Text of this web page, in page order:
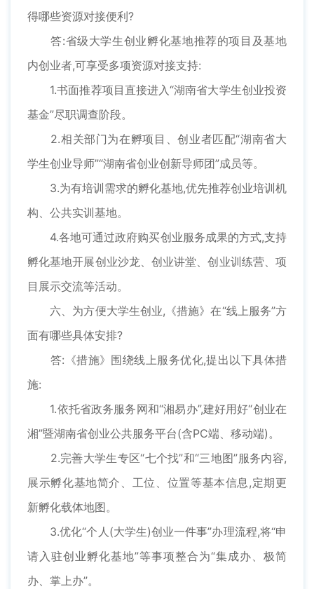
得哪些资源对接便利?
答:省级大学生创业孵化基地推荐的项目及基地
内创业者,可享受多项资源对接支持:
1.书面推荐项目直接进入“湖南省大学生创业投资
基金”尽职调查阶段。
2.相关部门为在孵项目、创业者匹配“湖南省大
学生创业导师”“湖南省创业创新导师团”成员等。
3.为有培训需求的孵化基地,优先推荐创业培训机
构、公共实训基地。
4.各地可通过政府购买创业服务成果的方式,支持
孵化基地开展创业沙龙、创业讲堂、创业训练营、项
目展示交流等活动。
六、为方便大学生创业,《措施》在“线上服务”方
面有哪些具体安排?
答:《措施》围绕线上服务优化,提出以下具体措
施:
1.依托省政务服务网和“湘易办”,建好用好“创业在
湘”暨湖南省创业公共服务平台(含PC端、移动端)。
2.完善大学生专区“七个找”和“三地图”服务内容,
展示孵化基地简介、工位、位置等基本信息,定期更
新孵化载体地图。
3.优化“个人(大学生)创业一件事”办理流程,将“申
请入驻创业孵化基地”等事项整合为“集成办、极简
办、掌上办”。